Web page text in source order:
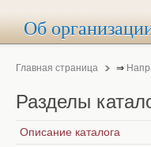
Об
Главная страница ⇒
Разделы
Описание каталога